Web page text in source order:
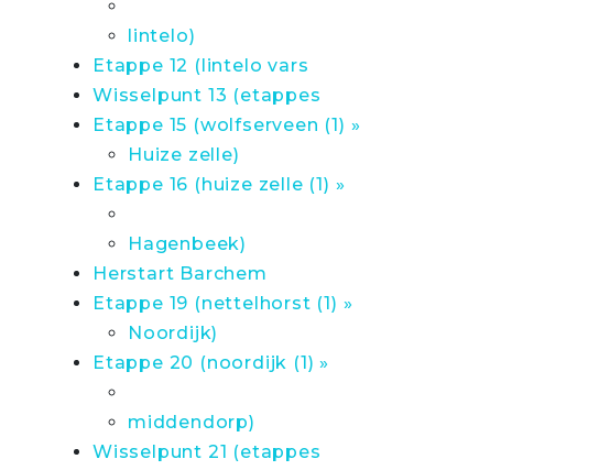
lintelo)
Etappe 12 (lintelo vars
Wisselpunt 13 (etappes
Etappe 15 (wolfserveen (1) »
Huize zelle)
Etappe 16 (huize zelle (1) »
Hagenbeek)
Herstart Barchem
Etappe 19 (nettelhorst (1) »
Noordijk)
Etappe 20 (noordijk (1) »
middendorp)
Wisselpunt 21 (etappes